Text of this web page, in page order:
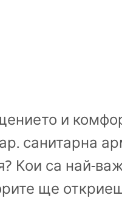
и
санитарна
Кои са най-
ще